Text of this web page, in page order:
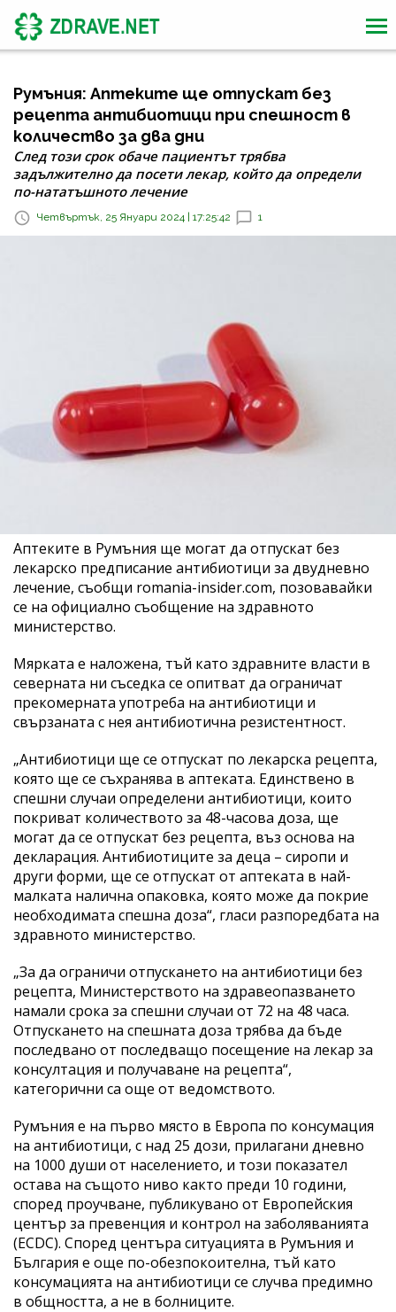
Румъния: Аптеките ще отпускат без
рецепта антибиотици при спешност в
количество за два дни
След този срок обаче пациентът трябва
задължително да посети лекар, който да определи
по-нататъшното лечение
Четвъртък, 25 Януари 2024 | 17:25:42 1
Аптеките в Румъния ще могат да отпускат без
лекарско предписание антибиотици за двудневно
лечение, съобщи romania-insider.com, позовавайки
се на официално съобщение на здравното
министерство.
Мярката е наложена, тъй като здравните власти в
северната ни съседка се опитват да ограничат
прекомерната употреба на антибиотици и
свързаната с нея антибиотична резистентност.
„Антибиотици ще се отпускат по лекарска рецепта,
която ще се съхранява в аптеката. Единствено в
спешни случаи определени антибиотици, които
покриват количеството за 48-часова доза, ще
могат да се отпускат без рецепта, въз основа на
декларация. Антибиотиците за деца – сиропи и
други форми, ще се отпускат от аптеката в най-
малката налична опаковка, която може да покрие
необходимата спешна доза“, гласи разпоредбата на
здравното министерство.
„За да ограничи отпускането на антибиотици без
рецепта, Министерството на здравеопазването
намали срока за спешни случаи от 72 на 48 часа.
Отпускането на спешната доза трябва да бъде
последвано от последващо посещение на лекар за
консултация и получаване на рецепта“,
категорични са още от ведомството.
Румъния е на първо място в Европа по консумация
на антибиотици, с над 25 дози, прилагани дневно
на 1000 души от населението, и този показател
остава на същото ниво както преди 10 години,
според проучване, публикувано от Европейския
център за превенция и контрол на заболяванията
(ECDC). Според центъра ситуацията в Румъния и
България е още по-обезпокоителна, тъй като
консумацията на антибиотици се случва предимно
в общността, а не в болниците.